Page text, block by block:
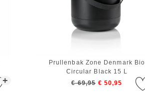
+
Prullenbak Zone Denmark Bio
Circular Black 15 L
€ 69,95 € 50,95